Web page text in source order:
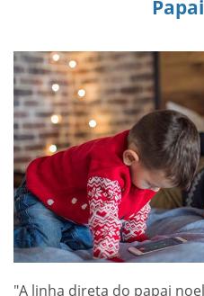
"A linha direta do papai